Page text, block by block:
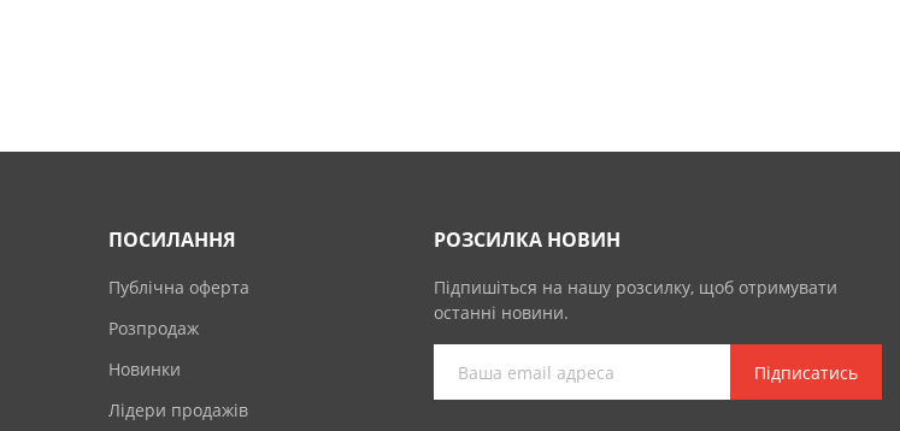
ПОСИЛАННЯ
Публічна оферта
Розпродаж
Новинки
Лідери продажів
РОЗСИЛКА НОВИН
Підпишіться на нашу розсилку, щоб отримувати
останні новини.
Підписатись